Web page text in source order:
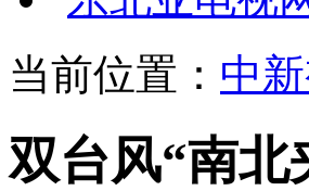
当前位置： 中
双台风“南北